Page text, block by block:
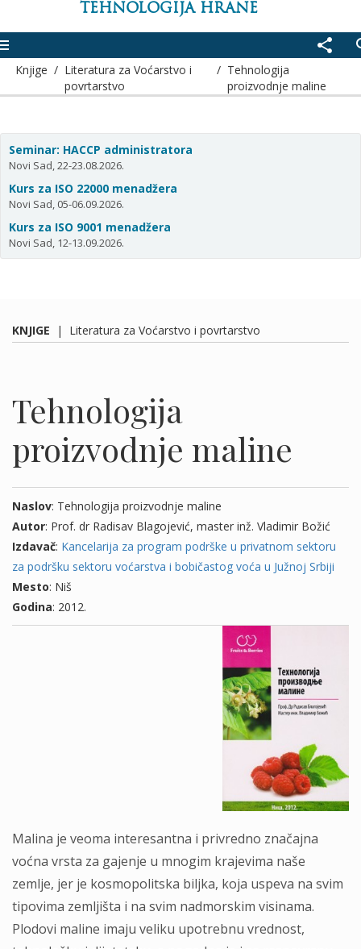
TEHNOLOGIJA HRANE
share
Knjige / Literatura za Voćarstvo i
povrtarstvo
/ Tehnologija
proizvodnje maline
Seminar: HACCP administratora
Novi Sad, 22-23.08.2026.
Kurs za ISO 22000 menadžera
Novi Sad, 05-06.09.2026.
Kurs za ISO 9001 menadžera
Novi Sad, 12-13.09.2026.
KNJIGE | Literatura za Voćarstvo i povrtarstvo
Tehnologija
proizvodnje maline
Naslov: Tehnologija proizvodnje maline
Autor: Prof. dr Radisav Blagojević, master inž. Vladimir Božić
Izdavač: Kancelarija za program podrške u privatnom sektoru
za podršku sektoru voćarstva i bobičastog voća u Južnoj Srbiji
Mesto: Niš
Godina: 2012.
Mаlinа je veomа interesаntnа i privredno znаčаjnа
voćnа vrstа zа gаjenje u mnogim krаjevimа nаše
zemlje, jer je kosmopolitskа biljkа, kojа uspevа nа svim
tipovimа zemljištа i nа svim nаdmorskim visinаmа.
Plodovi mаline imаju veliku upotrebnu vrednost,